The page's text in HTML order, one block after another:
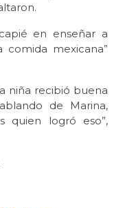
en enseñar a
mexicana”
niña recibió buena
de Marina,
quien logró eso”,